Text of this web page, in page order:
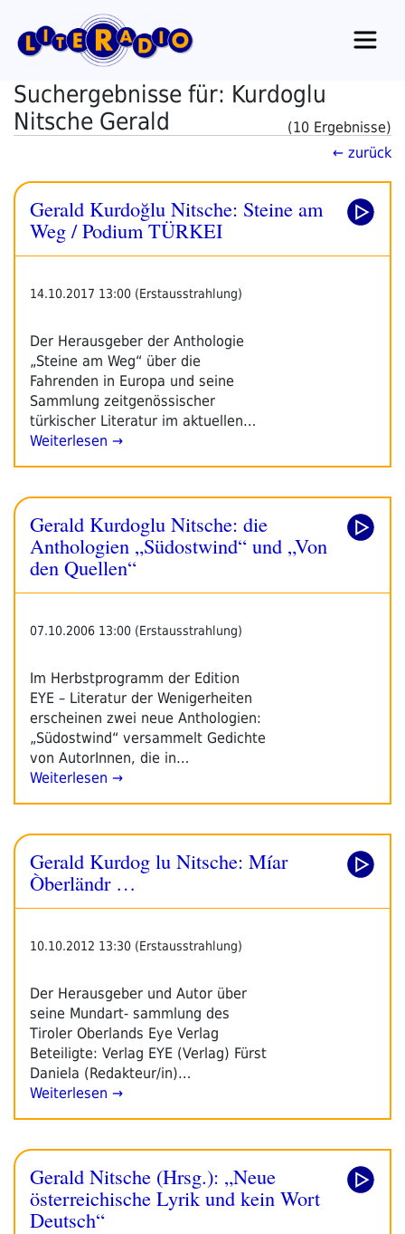
Inhalt
springen
Suchergebnisse für: Kurdoglu
Nitsche Gerald
(10 Ergebnisse)
← zurück
Gerald Kurdoğlu Nitsche: Steine am
Weg / Podium TÜRKEI
14.10.2017 13:00 (Erstausstrahlung)
Der Herausgeber der Anthologie
„Steine am Weg“ über die
Fahrenden in Europa und seine
Sammlung zeitgenössischer
türkischer Literatur im aktuellen…
Weiterlesen →
Gerald Kurdoglu Nitsche: die
Anthologien „Südostwind“ und „Von
den Quellen“
07.10.2006 13:00 (Erstausstrahlung)
Im Herbstprogramm der Edition
EYE – Literatur der Wenigerheiten
erscheinen zwei neue Anthologien:
„Südostwind“ versammelt Gedichte
von AutorInnen, die in…
Weiterlesen →
Gerald Kurdog lu Nitsche: Míar
Òberländr …
10.10.2012 13:30 (Erstausstrahlung)
Der Herausgeber und Autor über
seine Mundart- sammlung des
Tiroler Oberlands Eye Verlag
Beteiligte: Verlag EYE (Verlag) Fürst
Daniela (Redakteur/in)…
Weiterlesen →
Gerald Nitsche (Hrsg.): „Neue
österreichische Lyrik und kein Wort
Deutsch“